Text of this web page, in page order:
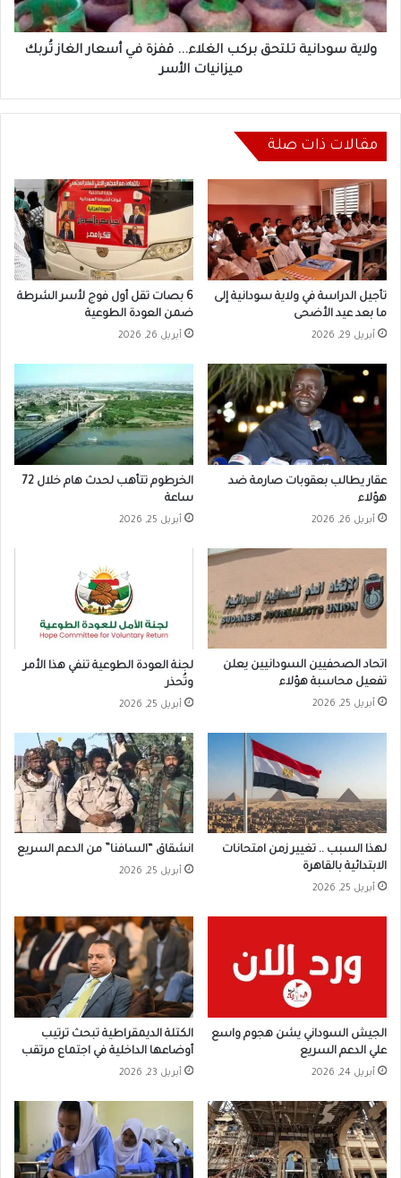
أسعار
الغاز
تُربك
ولاية سودانية تلتحق بركب الغلاء... قفزة في أسعار الغاز تُربك
ميزانيات الأسر
مقالات ذات صلة
تأجيل الدراسة في ولاية سودانية إلى
ما بعد عيد الأضحى
أبريل 29, 2026
6 بصات تقل أول فوج لأسر الشرطة
ضمن العودة الطوعية
أبريل 26, 2026
عقار يطالب بعقوبات صارمة ضد
هؤلاء
أبريل 26, 2026
الخرطوم تتأهب لحدث هام خلال 72
ساعة
أبريل 25, 2026
اتحاد الصحفيين السودانيين يعلن
تفعيل محاسبة هؤلاء
أبريل 25, 2026
لجنة العودة الطوعية تنفي هذا الأمر
وتُحذر
أبريل 25, 2026
لهذا السبب .. تغيير زمن امتحانات
الابتدائية بالقاهرة
أبريل 25, 2026
انشقاق “السافنا” من الدعم السريع
أبريل 25, 2026
الجيش السوداني يشن هجوم واسع
علي الدعم السريع
أبريل 24, 2026
الكتلة الديمقراطية تبحث ترتيب
أوضاعها الداخلية في اجتماع مرتقب
أبريل 23, 2026